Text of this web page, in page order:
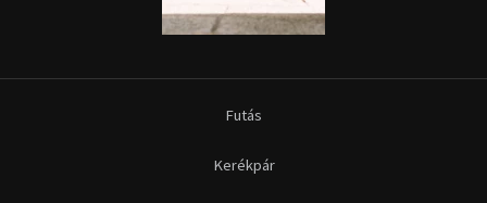
Futás
Kerékpár